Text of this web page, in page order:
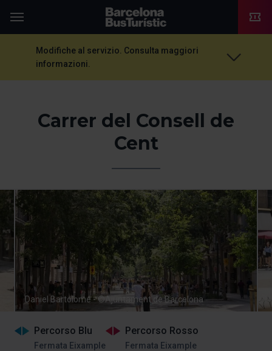
TMB-OCI
Modifiche al servizio. Consulta maggiori
informazioni.
Carrer del Consell de
Cent
Daniel Bartolomé - ©Ajuntament de Barcelona
Percorso Blu
Fermata Eixample
Percorso Rosso
Fermata Eixample